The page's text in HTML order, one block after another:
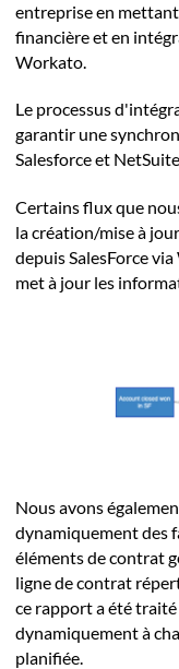
entreprise en
financière et en
Workato.
Le processus
garantir une
Salesforce et
Certains flux que
la création/mise à
depuis SalesForce
met à jour les
Nous avons
dynamiquement des
éléments de contrat
ligne de contrat
ce rapport a été
dynamiquement à
planifiée.